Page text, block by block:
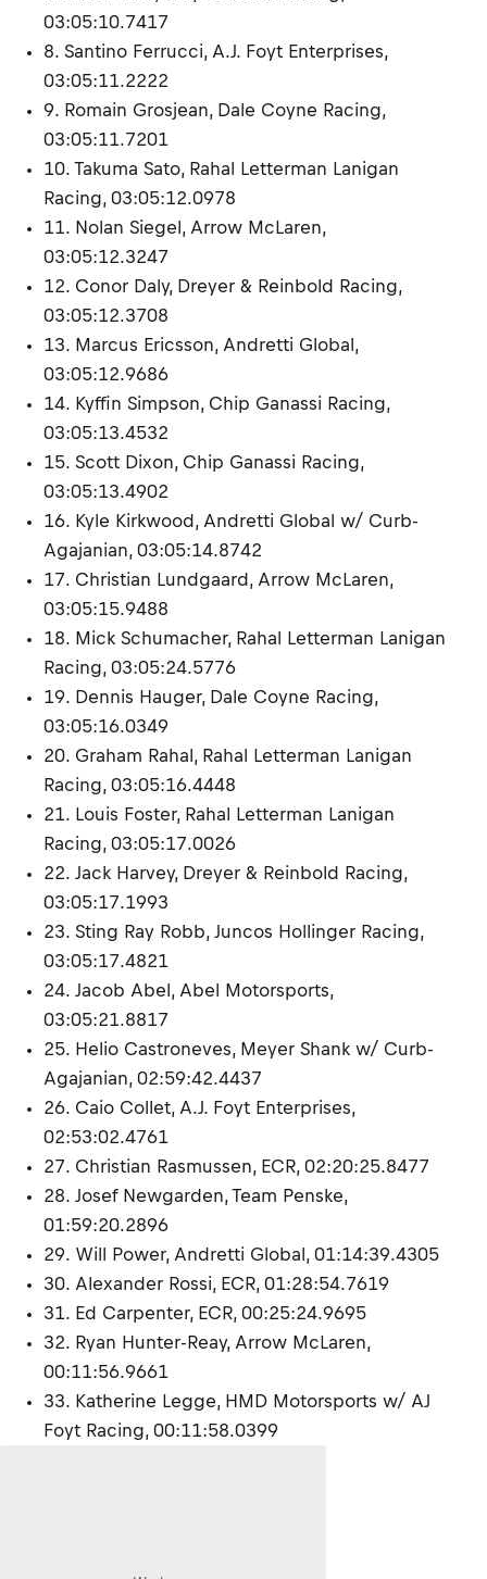
03:05:10.7417
8. Santino Ferrucci, A.J. Foyt Enterprises,
03:05:11.2222
9. Romain Grosjean, Dale Coyne Racing,
03:05:11.7201
10. Takuma Sato, Rahal Letterman Lanigan
Racing, 03:05:12.0978
11. Nolan Siegel, Arrow McLaren,
03:05:12.3247
12. Conor Daly, Dreyer & Reinbold Racing,
03:05:12.3708
13. Marcus Ericsson, Andretti Global,
03:05:12.9686
14. Kyffin Simpson, Chip Ganassi Racing,
03:05:13.4532
15. Scott Dixon, Chip Ganassi Racing,
03:05:13.4902
16. Kyle Kirkwood, Andretti Global w/ Curb-
Agajanian, 03:05:14.8742
17. Christian Lundgaard, Arrow McLaren,
03:05:15.9488
18. Mick Schumacher, Rahal Letterman Lanigan
Racing, 03:05:24.5776
19. Dennis Hauger, Dale Coyne Racing,
03:05:16.0349
20. Graham Rahal, Rahal Letterman Lanigan
Racing, 03:05:16.4448
21. Louis Foster, Rahal Letterman Lanigan
Racing, 03:05:17.0026
22. Jack Harvey, Dreyer & Reinbold Racing,
03:05:17.1993
23. Sting Ray Robb, Juncos Hollinger Racing,
03:05:17.4821
24. Jacob Abel, Abel Motorsports,
03:05:21.8817
25. Helio Castroneves, Meyer Shank w/ Curb-
Agajanian, 02:59:42.4437
26. Caio Collet, A.J. Foyt Enterprises,
02:53:02.4761
27. Christian Rasmussen, ECR, 02:20:25.8477
28. Josef Newgarden, Team Penske,
01:59:20.2896
29. Will Power, Andretti Global, 01:14:39.4305
30. Alexander Rossi, ECR, 01:28:54.7619
31. Ed Carpenter, ECR, 00:25:24.9695
32. Ryan Hunter-Reay, Arrow McLaren,
00:11:56.9661
33. Katherine Legge, HMD Motorsports w/ AJ
Foyt Racing, 00:11:58.0399